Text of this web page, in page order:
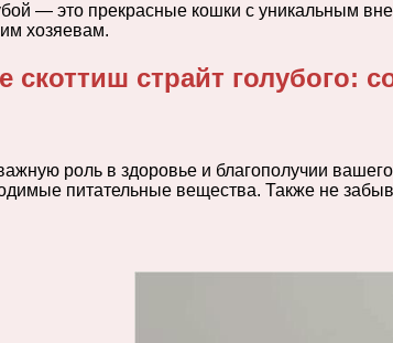
— это прекрасные кошки с уникальным
хозяевам.
скоттиш страйт голубого:
роль в здоровье и благополучии
питательные вещества. Также не